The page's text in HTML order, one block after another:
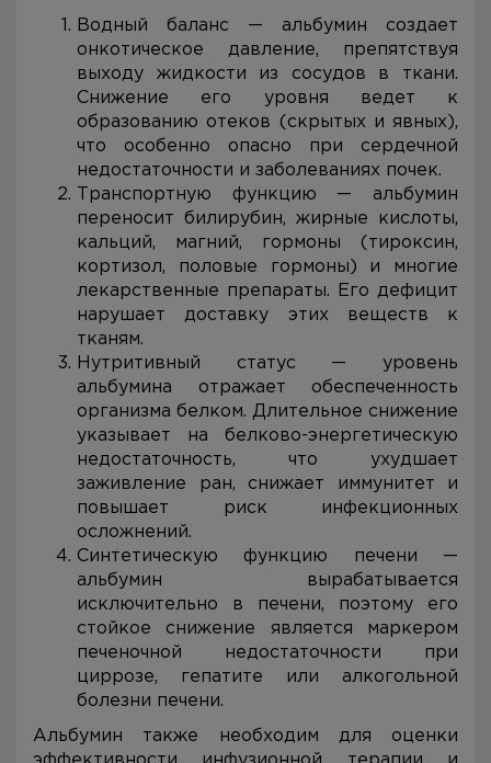
Водный баланс — альбумин создает
онкотическое давление, препятствуя
выходу жидкости из сосудов в ткани.
Снижение его уровня ведет к
образованию отеков (скрытых и явных),
что особенно опасно при сердечной
недостаточности и заболеваниях почек.
Транспортную функцию — альбумин
переносит билирубин, жирные кислоты,
кальций, магний, гормоны (тироксин,
кортизол, половые гормоны) и многие
лекарственные препараты. Его дефицит
нарушает доставку этих веществ к
тканям.
Нутритивный статус — уровень
альбумина отражает обеспеченность
организма белком. Длительное снижение
указывает на белково-энергетическую
недостаточность, что ухудшает
заживление ран, снижает иммунитет и
повышает риск инфекционных
осложнений.
Синтетическую функцию печени —
альбумин вырабатывается
исключительно в печени, поэтому его
стойкое снижение является маркером
печеночной недостаточности при
циррозе, гепатите или алкогольной
болезни печени.
Альбумин также необходим для оценки